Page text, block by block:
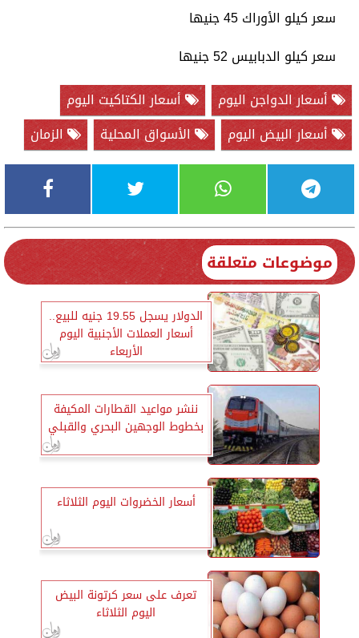
سعر كيلو الأوراك 45 جنيها
سعر كيلو الدبابيس 52 جنيها
أسعار الدواجن اليوم
أسعار الكتاكيت اليوم
أسعار البيض اليوم
الأسواق المحلية الزمان
موضوعات متعلقة
الدولار يسجل 19.55 جنيه للبيع..
أسعار العملات الأجنبية اليوم
الأربعاء
ننشر مواعيد القطارات المكيفة
بخطوط الوجهين البحري والقبلي
أسعار الخضروات اليوم الثلاثاء
تعرف على سعر كرتونة البيض
اليوم الثلاثاء